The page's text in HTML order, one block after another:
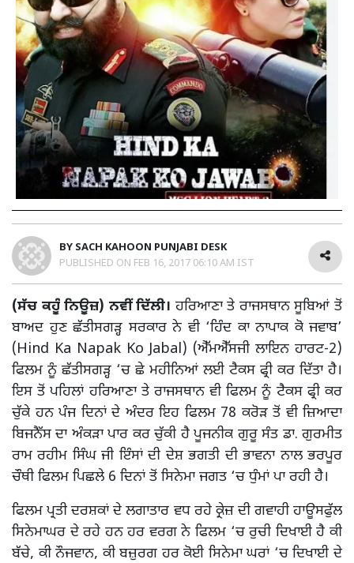
BY SACH KAHOON PUNJABI DESK
PUBLISHED ON FEB 16, 2017 06:10 AM IST
(ਸੱਚ ਕਹੂੰ ਨਿਊਜ਼) ਨਵੀਂ ਦਿੱਲੀ। ਹਰਿਆਣਾ ਤੇ ਰਾਜਸਥਾਨ ਸੂਬਿਆਂ ਤੋਂ
ਬਾਅਦ ਹੁਣ ਛੱਤੀਸਗੜ੍ਹ ਸਰਕਾਰ ਨੇ ਵੀ ‘ਹਿੰਦ ਕਾ ਨਾਪਾਕ ਕੋ ਜਵਾਬ’
(Hind Ka Napak Ko Jabal) (ਐੱਮਐੱਸਜੀ ਲਾਇਨ ਹਾਰਟ-2)
ਫਿਲਮ ਨੂੰ ਛੱਤੀਸਗੜ੍ਹ ‘ਚ ਛੇ ਮਹੀਨਿਆਂ ਲਈ ਟੈਕਸ ਫ੍ਰੀ ਕਰ ਦਿੱਤਾ ਹੈ।
ਇਸ ਤੋਂ ਪਹਿਲਾਂ ਹਰਿਆਣਾ ਤੇ ਰਾਜਸਥਾਨ ਵੀ ਫਿਲਮ ਨੂੰ ਟੈਕਸ ਫ੍ਰੀ ਕਰ
ਚੁੱਕੇ ਹਨ ਪੰਜ ਦਿਨਾਂ ਦੇ ਅੰਦਰ ਇਹ ਫਿਲਮ 78 ਕਰੋੜ ਤੋਂ ਵੀ ਜ਼ਿਆਦਾ
ਬਿਜਨੈੱਸ ਦਾ ਅੰਕੜਾ ਪਾਰ ਕਰ ਚੁੱਕੀ ਹੈ ਪੂਜਨੀਕ ਗੁਰੂ ਸੰਤ ਡਾ. ਗੁਰਮੀਤ
ਰਾਮ ਰਹੀਮ ਸਿੰਘ ਜੀ ਇੰਸਾਂ ਦੀ ਦੇਸ਼ ਭਗਤੀ ਦੀ ਭਾਵਨਾ ਨਾਲ ਭਰਪੂਰ
ਚੌਥੀ ਫਿਲਮ ਪਿਛਲੇ 6 ਦਿਨਾਂ ਤੋਂ ਸਿਨੇਮਾ ਜਗਤ ‘ਚ ਧੁੰਮਾਂ ਪਾ ਰਹੀ ਹੈ।
ਫਿਲਮ ਪ੍ਰਤੀ ਦਰਸ਼ਕਾਂ ਦੇ ਲਗਾਤਾਰ ਵਧ ਰਹੇ ਕ੍ਰੇਜ਼ ਦੀ ਗਵਾਹੀ ਹਾਊਸਫੁੱਲ
ਸਿਨੇਮਾਘਰ ਦੇ ਰਹੇ ਹਨ ਹਰ ਵਰਗ ਨੇ ਫਿਲਮ ‘ਚ ਰੁਚੀ ਦਿਖਾਈ ਹੈ ਕੀ
ਬੱਚੇ, ਕੀ ਨੌਜਵਾਨ, ਕੀ ਬਜ਼ੁਰਗ ਹਰ ਕੋਈ ਸਿਨੇਮਾ ਘਰਾਂ ‘ਚ ਦਿਖਾਈ ਦੇ